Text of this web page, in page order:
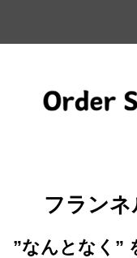
フランネ
”なんとなく”